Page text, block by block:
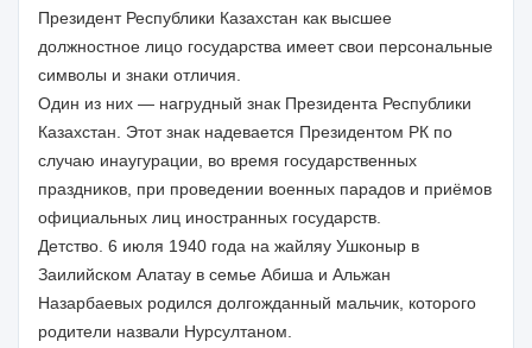
Президент Республики Казахстан как высшее
должностное лицо государства имеет свои персональные
символы и знаки отличия.
Один из них — нагрудный знак Президента Республики
Казахстан. Этот знак надевается Президентом РК по
случаю инаугурации, во время государственных
праздников, при проведении военных парадов и приёмов
официальных лиц иностранных государств.
Детство. 6 июля 1940 года на жайляу Ушконыр в
Заилийском Алатау в семье Абиша и Альжан
Назарбаевых родился долгожданный мальчик, которого
родители назвали Нурсултаном.